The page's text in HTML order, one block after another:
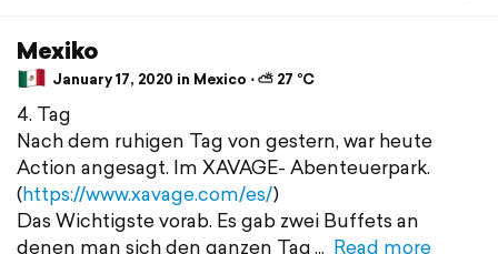
Mexiko
January 17, 2020 in Mexico ⋅ ⛅ 27 °C
4. Tag
Nach dem ruhigen Tag von gestern, war heute
Action angesagt. Im XAVAGE- Abenteuerpark.
(https://www.xavage.com/es/)
Das Wichtigste vorab. Es gab zwei Buffets an
denen man sich den ganzen Tag
Read more